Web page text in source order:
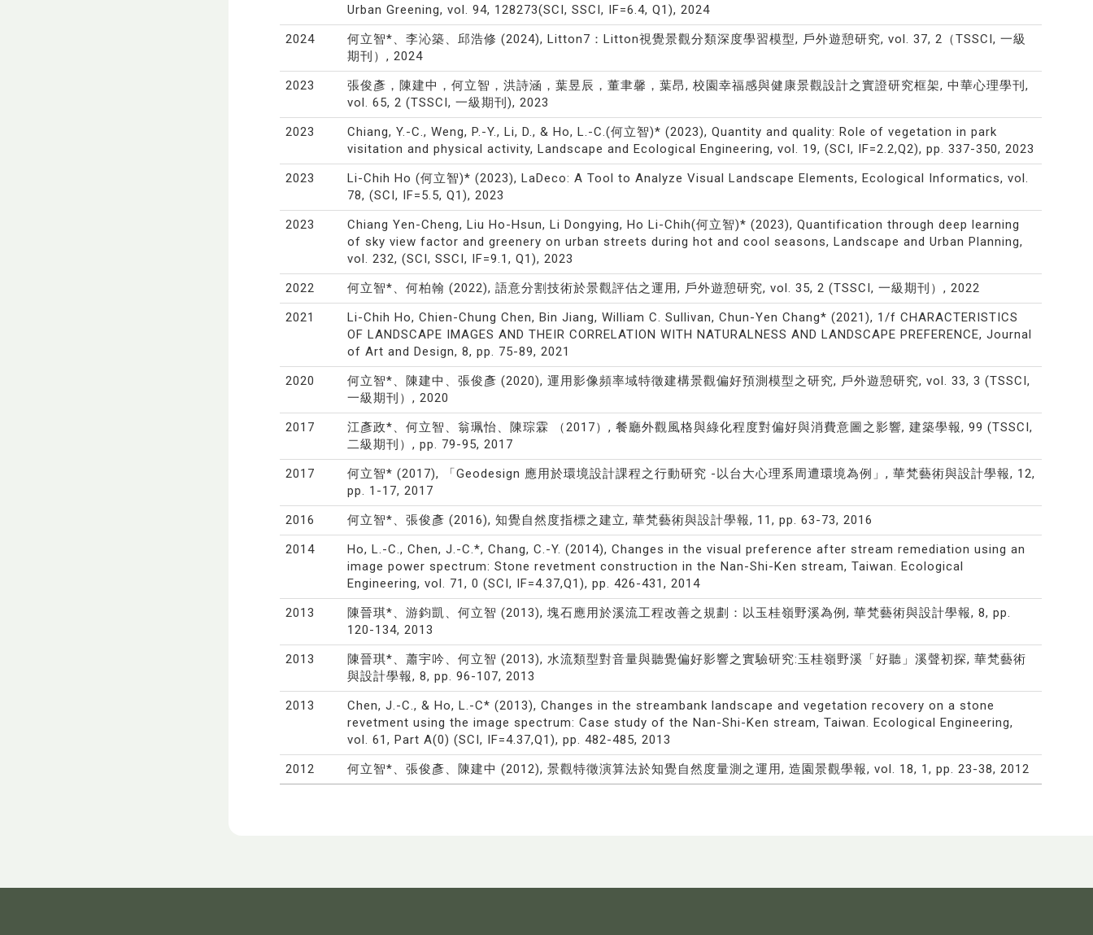
Urban Greening, vol. 94, 128273(SCI, SSCI, IF=6.4, Q1), 2024
2024
何立智*、李沁築、邱浩修 (2024), Litton7：Litton視覺景觀分類深度學習模型, 戶外遊憩研究, vol. 37, 2（TSSCI, 一級
期刊）, 2024
2023
張俊彥，陳建中，何立智，洪詩涵，葉昱辰，董聿馨，葉昂, 校園幸福感與健康景觀設計之實證研究框架, 中華心理學刊,
vol. 65, 2 (TSSCI, 一級期刊), 2023
2023
Chiang, Y.-C., Weng, P.-Y., Li, D., & Ho, L.-C.(何立智)* (2023), Quantity and quality: Role of vegetation in park
visitation and physical activity, Landscape and Ecological Engineering, vol. 19, (SCI, IF=2.2,Q2), pp. 337-350, 2023
2023
Li-Chih Ho (何立智)* (2023), LaDeco: A Tool to Analyze Visual Landscape Elements, Ecological Informatics, vol.
78, (SCI, IF=5.5, Q1), 2023
2023
Chiang Yen-Cheng, Liu Ho-Hsun, Li Dongying, Ho Li-Chih(何立智)* (2023), Quantification through deep learning
of sky view factor and greenery on urban streets during hot and cool seasons, Landscape and Urban Planning,
vol. 232, (SCI, SSCI, IF=9.1, Q1), 2023
2022
何立智*、何柏翰 (2022), 語意分割技術於景觀評估之運用, 戶外遊憩研究, vol. 35, 2 (TSSCI, 一級期刊）, 2022
2021
Li-Chih Ho, Chien-Chung Chen, Bin Jiang, William C. Sullivan, Chun-Yen Chang* (2021), 1/f CHARACTERISTICS
OF LANDSCAPE IMAGES AND THEIR CORRELATION WITH NATURALNESS AND LANDSCAPE PREFERENCE, Journal
of Art and Design, 8, pp. 75-89, 2021
2020
何立智*、陳建中、張俊彥 (2020), 運用影像頻率域特徵建構景觀偏好預測模型之研究, 戶外遊憩研究, vol. 33, 3 (TSSCI,
一級期刊）, 2020
2017
江彥政*、何立智、翁珮怡、陳琮霖 （2017）, 餐廳外觀風格與綠化程度對偏好與消費意圖之影響, 建築學報, 99 (TSSCI,
二級期刊）, pp. 79-95, 2017
2017
何立智* (2017), 「Geodesign 應用於環境設計課程之行動研究 -以台大心理系周遭環境為例」, 華梵藝術與設計學報, 12,
pp. 1-17, 2017
2016
何立智*、張俊彥 (2016), 知覺自然度指標之建立, 華梵藝術與設計學報, 11, pp. 63-73, 2016
2014
Ho, L.-C., Chen, J.-C.*, Chang, C.-Y. (2014), Changes in the visual preference after stream remediation using an
image power spectrum: Stone revetment construction in the Nan-Shi-Ken stream, Taiwan. Ecological
Engineering, vol. 71, 0 (SCI, IF=4.37,Q1), pp. 426-431, 2014
2013
陳晉琪*、游鈞凱、何立智 (2013), 塊石應用於溪流工程改善之規劃：以玉桂嶺野溪為例, 華梵藝術與設計學報, 8, pp.
120-134, 2013
2013
陳晉琪*、蕭宇吟、何立智 (2013), 水流類型對音量與聽覺偏好影響之實驗研究:玉桂嶺野溪「好聽」溪聲初探, 華梵藝術
與設計學報, 8, pp. 96-107, 2013
2013
Chen, J.-C., & Ho, L.-C* (2013), Changes in the streambank landscape and vegetation recovery on a stone
revetment using the image spectrum: Case study of the Nan-Shi-Ken stream, Taiwan. Ecological Engineering,
vol. 61, Part A(0) (SCI, IF=4.37,Q1), pp. 482-485, 2013
2012
何立智*、張俊彥、陳建中 (2012), 景觀特徵演算法於知覺自然度量測之運用, 造園景觀學報, vol. 18, 1, pp. 23-38, 2012